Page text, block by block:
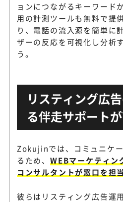
ョンにつながるキーワード
用の計測ツールも無料で提
り、電話の流入源を簡単に
ザーの反応を可視化し分析
う。
リスティング広
る伴走サポート
Zokujinでは、コミュニケ
るため、WEBマーケティン
コンサルタントが窓口を担当
彼らはリスティング広告運